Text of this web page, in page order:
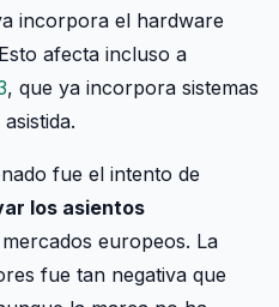
incorpora el hardware
afecta incluso a
, que ya incorpora sistemas
fue el intento de
los asientos
europeos. La
fue tan negativa que